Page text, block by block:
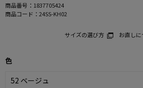
商品番号： 1837705424
商品コード： 24SS-KH02
サイズの選び方 お直しに
色